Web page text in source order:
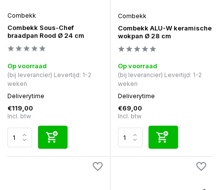
Combekk
Combekk Sous-Chef
braadpan Rood Ø 24 cm
Op voorraad
(bij leverancier) Levertijd: 1-2
weken
Deliverytime
€119,00
Incl. btw
Combekk
Combekk ALU-W keramische
wokpan Ø 28 cm
Op voorraad
(bij leverancier) Levertijd: 1-2
weken
Deliverytime
€69,00
Incl. btw